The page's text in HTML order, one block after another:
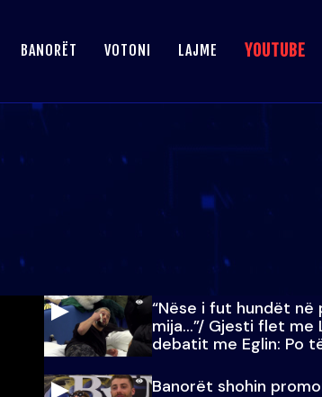
BANORËT VOTONI LAJME YOUTUBE
“Nëse i fut hundët në
mija…”/ Gjesti flet me
debatit me Eglin: Po
paralajmëroj
Banorët shohin